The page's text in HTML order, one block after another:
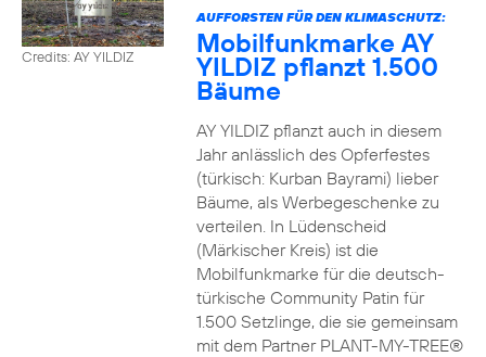
Credits: AY YILDIZ
AUFFORSTEN FÜR DEN KLIMASCHUTZ:
Mobilfunkmarke AY
YILDIZ pflanzt 1.500
Bäume
AY YILDIZ pflanzt auch in diesem
Jahr anlässlich des Opferfestes
(türkisch: Kurban Bayrami) lieber
Bäume, als Werbegeschenke zu
verteilen. In Lüdenscheid
(Märkischer Kreis) ist die
Mobilfunkmarke für die deutsch-
türkische Community Patin für
1.500 Setzlinge, die sie gemeinsam
mit dem Partner PLANT-MY-TREE®